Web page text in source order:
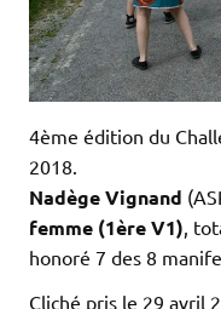
4ème édition du
2018.
Nadège Vignand
femme (1ère V1) ,
honoré 7 des 8
Cliché pris le 29 avril